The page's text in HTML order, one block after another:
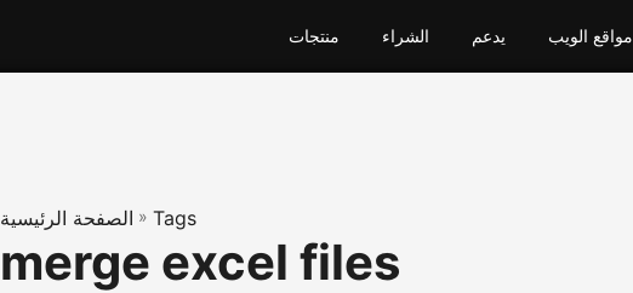
منتجات الشراء يدعم مواقع الويب
الصفحة الرئيسية » Tags
merge excel files